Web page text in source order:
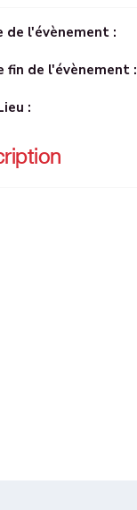
de l'évènement :
fin de l'évènement :
: